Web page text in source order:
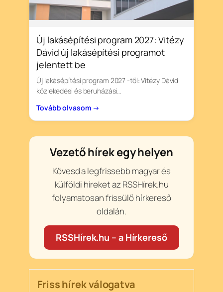
Új lakásépítési program 2027: Vitézy
Dávid új lakásépítési programot
jelentett be
Új lakásépítési program 2027 -től: Vitézy Dávid
közlekedési és beruházási…
Tovább olvasom →
Vezető hírek egy helyen
Kövesd a legfrissebb magyar és
külföldi híreket az RSSHírek.hu
folyamatosan frissülő hírkereső
oldalán.
RSSHírek.hu – a Hírkereső
Friss hírek válogatva